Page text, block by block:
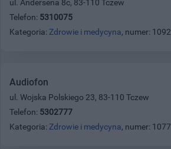
ul. Andersena 8c, 83-110 Tczew
Telefon: 5310075
Kategoria: Zdrowie i medycyna, numer: 1092
Audiofon
ul. Wojska Polskiego 23, 83-110 Tczew
Telefon: 5302777
Kategoria: Zdrowie i medycyna, numer: 1077